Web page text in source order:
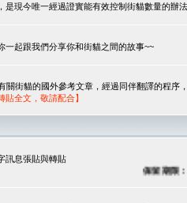
是現今唯一經過證實能有效控制街貓數量的辦
一起跟我們分享你和街貓之間的故事~~
關街貓的國外參考文章，經過同伴翻譯的程序
全文，敬請配合】
訊息張貼與轉貼
保留期限：60